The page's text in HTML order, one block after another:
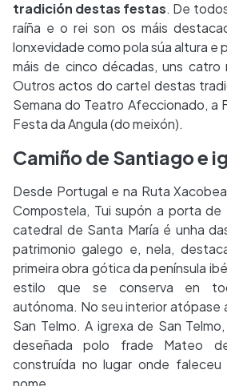
tradición destas festas. De
raíña e o rei son os máis
lonxevidade como pola súa altura e
máis de cinco décadas, uns catro
Outros actos do cartel destas
Semana do Teatro Afeccionado, a
Festa da Angula (do meixón).
Camiño de Santiago e
Desde Portugal e na Ruta
Compostela, Tui supón a porta de
catedral de Santa María é unha
patrimonio galego e, nela,
primeira obra gótica da península
estilo que se conserva en
autónoma. No seu interior atópase
San Telmo. A igrexa de San
deseñada polo frade Mateo
construída no lugar onde